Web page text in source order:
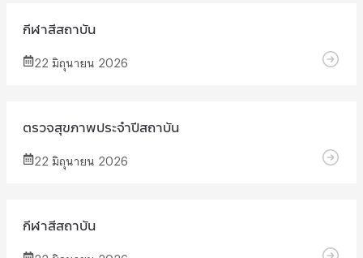
กีฬาสีสถาบัน
22 มิถุนายน 2026
ตรวจสุขภาพประจำปีสถาบัน
22 มิถุนายน 2026
กีฬาสีสถาบัน